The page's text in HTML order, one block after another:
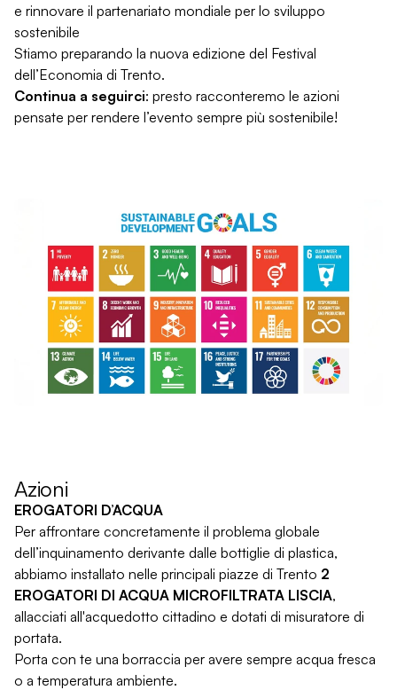
e rinnovare il partenariato mondiale per lo sviluppo
sostenibile
Stiamo preparando la nuova edizione del Festival
dell’Economia di Trento.
Continua a seguirci: presto racconteremo le azioni
pensate per rendere l’evento sempre più sostenibile!
Azioni
EROGATORI D’ACQUA
Per affrontare concretamente il problema globale
dell’inquinamento derivante dalle bottiglie di plastica,
abbiamo installato nelle principali piazze di Trento 2
EROGATORI DI ACQUA MICROFILTRATA LISCIA,
allacciati all'acquedotto cittadino e dotati di misuratore di
portata.
Porta con te una borraccia per avere sempre acqua fresca
o a temperatura ambiente.